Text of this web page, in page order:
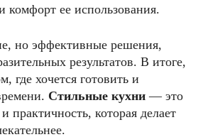
комфорт ее использования.
но эффективные решения,
результатов. В итоге,
где хочется готовить и
Стильные кухни — это
практичность, которая делает